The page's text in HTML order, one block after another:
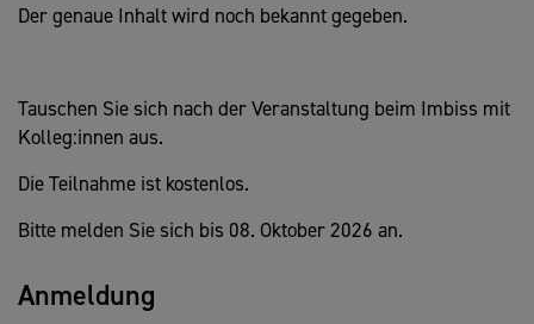
Der genaue Inhalt wird noch bekannt gegeben.
Tauschen Sie sich nach der Veranstaltung beim Imbiss mit
Kolleg:innen aus.
Die Teilnahme ist kostenlos.
Bitte melden Sie sich bis 08. Oktober 2026 an.
Anmeldung